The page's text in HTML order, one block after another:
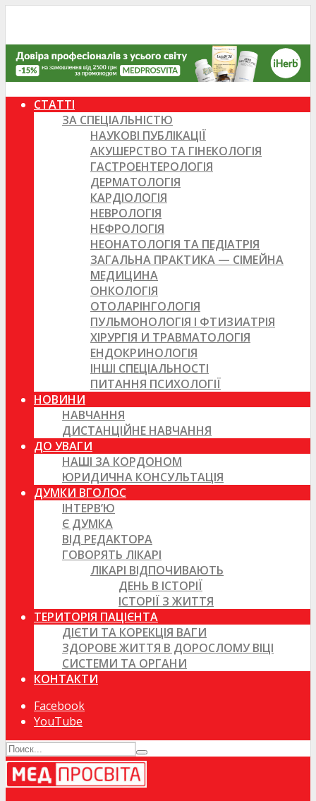
СТАТТІ
ЗА СПЕЦІАЛЬНІСТЮ
НАУКОВІ ПУБЛІКАЦІЇ
АКУШЕРСТВО ТА ГІНЕКОЛОГІЯ
ГАСТРОЕНТЕРОЛОГІЯ
ДЕРМАТОЛОГІЯ
КАРДІОЛОГІЯ
НЕВРОЛОГІЯ
НЕФРОЛОГІЯ
НЕОНАТОЛОГІЯ ТА ПЕДІАТРІЯ
ЗАГАЛЬНА ПРАКТИКА — СІМЕЙНА
МЕДИЦИНА
ОНКОЛОГІЯ
ОТОЛАРІНГОЛОГІЯ
ПУЛЬМОНОЛОГІЯ І ФТИЗИАТРІЯ
ХІРУРГІЯ И ТРАВМАТОЛОГІЯ
ЕНДОКРИНОЛОГІЯ
ІНШІ СПЕЦІАЛЬНОСТІ
ПИТАННЯ ПСИХОЛОГІЇ
НОВИНИ
НАВЧАННЯ
ДИСТАНЦІЙНЕ НАВЧАННЯ
ДО УВАГИ
НАШІ ЗА КОРДОНОМ
ЮРИДИЧНА КОНСУЛЬТАЦІЯ
ДУМКИ ВГОЛОС
ІНТЕРВ’Ю
Є ДУМКА
ВІД РЕДАКТОРА
ГОВОРЯТЬ ЛІКАРІ
ЛІКАРІ ВІДПОЧИВАЮТЬ
ДЕНЬ В ІСТОРІЇ
ІСТОРІЇ З ЖИТТЯ
ТЕРИТОРІЯ ПАЦІЄНТА
ДІЄТИ ТА КОРЕКЦІЯ ВАГИ
ЗДОРОВЕ ЖИТТЯ В ДОРОСЛОМУ ВІЦІ
СИСТЕМИ ТА ОРГАНИ
КОНТАКТИ
Facebook
YouTube